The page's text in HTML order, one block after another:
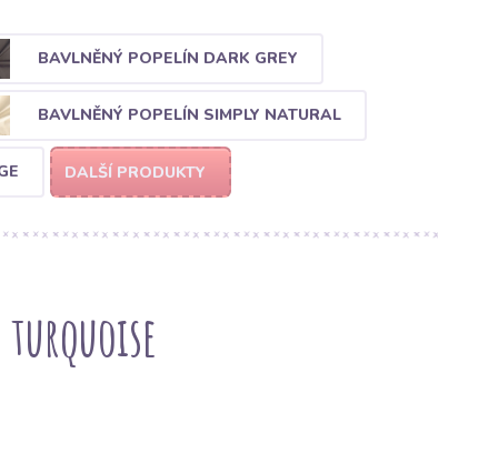
BAVLNĚNÝ POPELÍN DARK GREY
BAVLNĚNÝ POPELÍN SIMPLY NATURAL
DALŠÍ PRODUKTY